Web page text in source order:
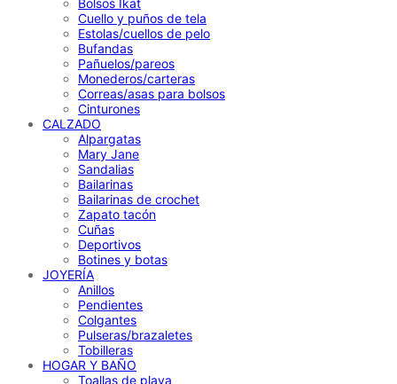
Cuello y puños de tela
Estolas/cuellos de pelo
Bufandas
Pañuelos/pareos
Monederos/carteras
Correas/asas para bolsos
Cinturones
CALZADO
Alpargatas
Mary Jane
Sandalias
Bailarinas
Bailarinas de crochet
Zapato tacón
Cuñas
Deportivos
Botines y botas
JOYERÍA
Anillos
Pendientes
Colgantes
Pulseras/brazaletes
Tobilleras
HOGAR Y BAÑO
Toallas de playa